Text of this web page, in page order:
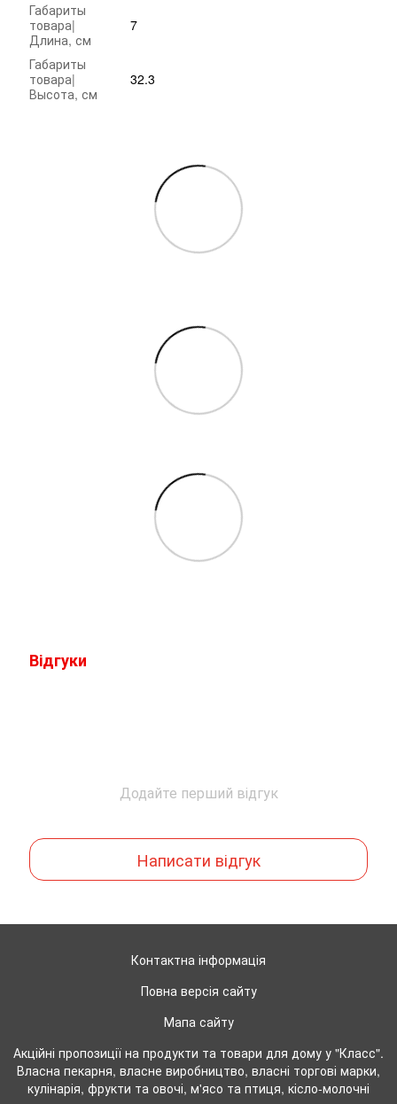
Габариты
товара|
Длина, см
7
Габариты
товара|
Высота, см
32.3
Відгуки
Додайте перший відгук
Написати відгук
Контактна інформація
Повна версія сайту
Мапа сайту
Акційні пропозиції на продукти та товари для дому у "Класс".
Власна пекарня, власне виробництво, власні торгові марки,
кулінарія, фрукти та овочі, м'ясо та птиця, кісло-молочні